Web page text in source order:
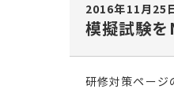
2016年11月25
模擬試験を
研修対策ページ